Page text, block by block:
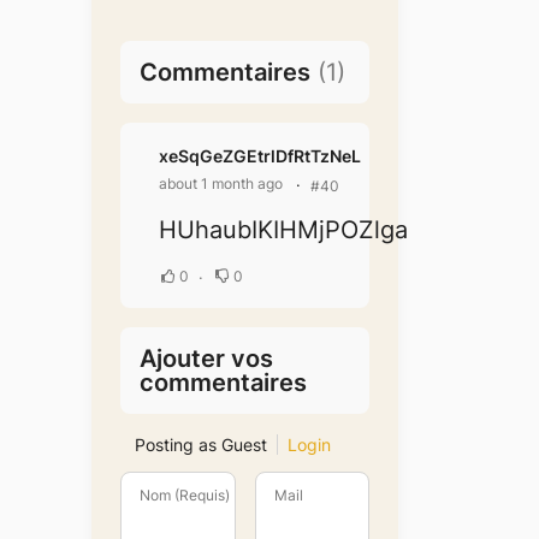
Commentaires (1)
xeSqGeZGEtrlDfRtTzNeL
about 1 month ago #40
HUhaubIKIHMjPOZlga
0 0
Ajouter vos
commentaires
Posting as Guest Login
Nom (Requis) Mail